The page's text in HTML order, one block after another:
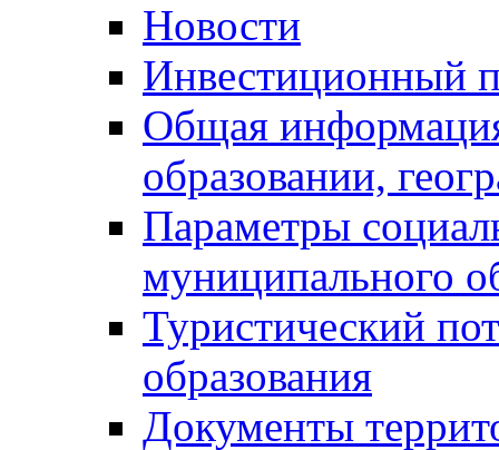
Новости
Инвестиционный
Общая
образовании,
Параметры
муниципального
Туристический
образования
Документы